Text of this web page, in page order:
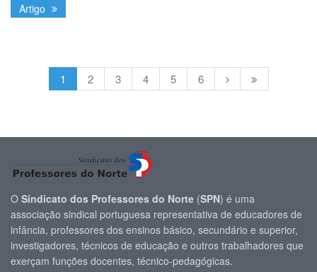
Artigo
1 2 3 4 5 6
O Sindicato dos Professores do Norte (SPN) é uma
associação sindical portuguesa representativa de educadores de
infância, professores dos ensinos básico, secundário e superior,
investigadores, técnicos de educação e outros trabalhadores que
exerçam funções docentes, técnico-pedagógicas.